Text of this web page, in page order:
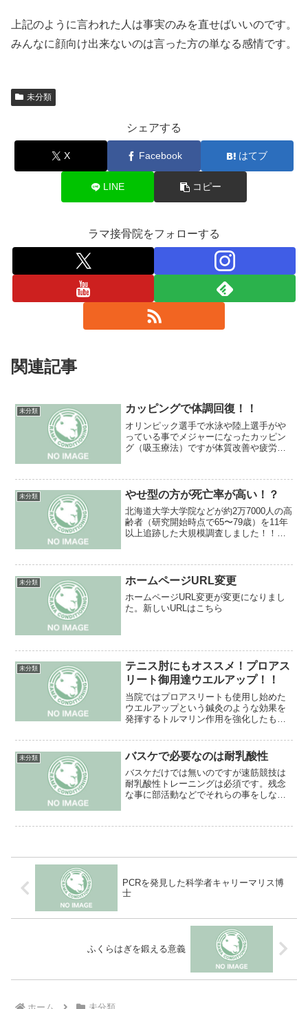
上記のように言われた人は事実のみを直せばいいのです。
みんなに顔向け出来ないのは言った方の単なる感情です。
未分類
シェアする
X Facebook はてブ
LINE コピー
ラマ接骨院をフォローする
関連記事
未分類 カッピングで体調回復！！
オリンピック選手で水泳や陸上選手がや
っている事でメジャーになったカッピン
グ（吸玉療法）ですが体質改善や疲労回
クシング、キックボクシング、K1、水
泳、陸上、テニス...
未分類 やせ型の方が死亡率が高い！？
北海道大学大学院などが約2万7000人の高
齢者（研究開始時点で65〜79歳）を11年
以上追跡した大規模調査しました！！そ
合痩せの程度が強くなるほど総死亡リス
クが...
未分類 ホームページURL変更
ホームページURL変更が変更になりまし
た。新しいURLはこちら
未分類
テニス肘にもオススメ！プロアス
リート御用達ウエルアップ！！
当院ではプロアスリートも使用し始めた
ウエルアップという鍼灸のような効果を
発揮するトルマリン作用を強化したもの
おります！！その満足度97％！！すいま
せんm(__)mそれほど症状が無い方には実
感して頂けません...
未分類 バスケで必要なのは耐乳酸性
バスケだけでは無いのですが速筋競技は
耐乳酸性トレーニングは必須です。残念
な事に部活動などでそれらの事をしない
を長時間やらせることです。残念な事に
PCRを発見した科学者キャリーマリス博
士
ふくらはぎを鍛える意義